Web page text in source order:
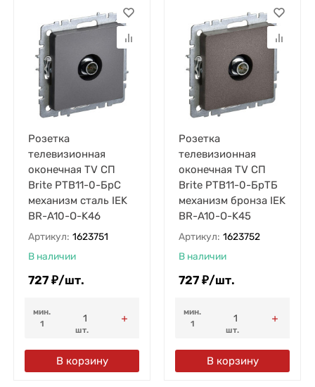
Розетка
телевизионная
оконечная TV СП
Brite РТВ11-0-БрС
механизм сталь IEK
BR-A10-O-K46
Артикул: 1623751
В наличии
727 ₽/шт.
мин.
1
шт.
В корзину
Розетка
телевизионная
оконечная TV СП
Brite РТВ11-0-БрТБ
механизм бронза IEK
BR-A10-O-K45
Артикул: 1623752
В наличии
727 ₽/шт.
мин.
1
шт.
В корзину